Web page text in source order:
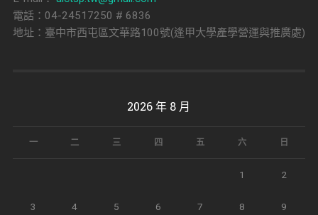
電話：04-24517250 # 6836
地址：臺中市西屯區文華路100號(逢甲大學產學營運與推廣處)
2026 年 8 月
一 二 三 四 五 六 日
1 2
3 4 5 6 7 8 9